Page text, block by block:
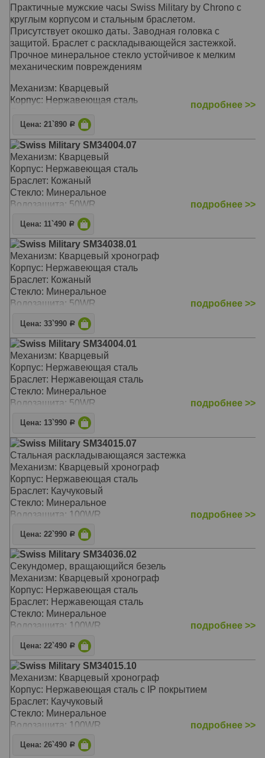
Практичные мужские часы Swiss Military by Chrono с
круглым корпусом и стальным браслетом.
Присутствует окошко даты. Заводная головка с
защитой. Браслет с раскладывающейся застежкой.
Прочное минеральное стекло устойчивое к мелким
механическим повреждениям
Механизм: Кварцевый
Корпус: Нержавеющая сталь
Браслет: Нержавеющая сталь
Размер: 39 х 39 мм
подробнее >>
Цена: 21`890 Р
Swiss Military SM34004.07
Механизм: Кварцевый
Корпус: Нержавеющая сталь
Браслет: Кожаный
Стекло: Минеральное
Водозащита: 50WR
подробнее >>
Цена: 11`490 Р
Swiss Military SM34038.01
Механизм: Кварцевый хронограф
Корпус: Нержавеющая сталь
Браслет: Кожаный
Стекло: Минеральное
Водозащита: 50WR
подробнее >>
Цена: 33`990 Р
Swiss Military SM34004.01
Механизм: Кварцевый
Корпус: Нержавеющая сталь
Браслет: Нержавеющая сталь
Стекло: Минеральное
Водозащита: 50WR
подробнее >>
Цена: 13`990 Р
Swiss Military SM34015.07
Стальная раскладывающаяся застежка
Механизм: Кварцевый хронограф
Корпус: Нержавеющая сталь
Браслет: Каучуковый
Стекло: Минеральное
Водозащита: 100WR
подробнее >>
Цена: 22`990 Р
Swiss Military SM34036.02
Секундомер, вращающийся безель
Механизм: Кварцевый хронограф
Корпус: Нержавеющая сталь
Браслет: Нержавеющая сталь
Стекло: Минеральное
Водозащита: 100WR
подробнее >>
Цена: 22`490 Р
Swiss Military SM34015.10
Механизм: Кварцевый хронограф
Корпус: Нержавеющая сталь с IP покрытием
Браслет: Каучуковый
Стекло: Минеральное
Водозащита: 100WR
подробнее >>
Цена: 26`490 Р